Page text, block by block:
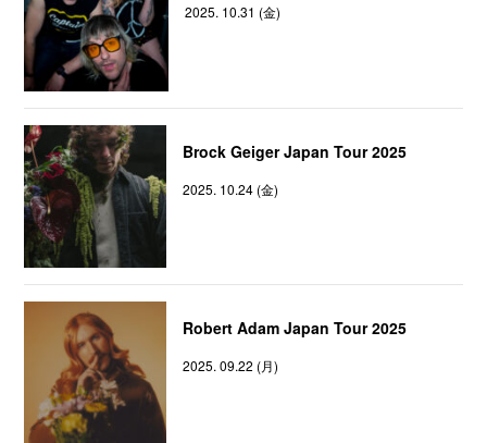
2025. 10.31 (金)
Brock Geiger Japan Tour 2025
2025. 10.24 (金)
Robert Adam Japan Tour 2025
2025. 09.22 (月)